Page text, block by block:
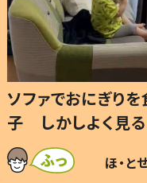
歳息
」
可愛
編集部
小1から不
ッド」だ
作り続ける
#令和の子
SNSで話題